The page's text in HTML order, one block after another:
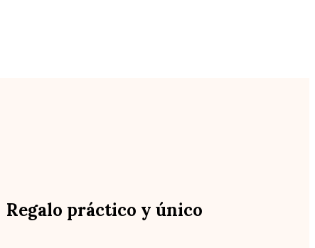
Regalo práctico y único